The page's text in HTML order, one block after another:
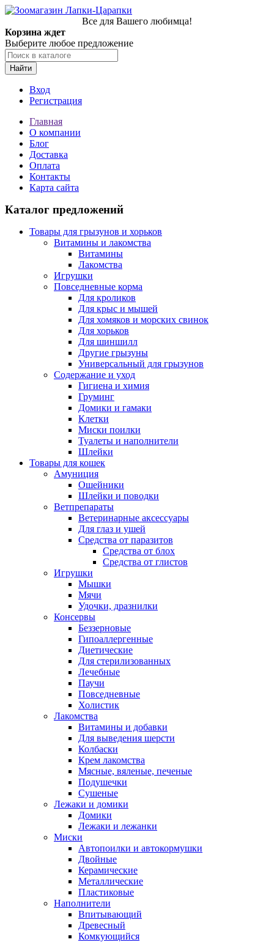
Все для Вашего любимца!
Корзина ждет
Выберите любое предложение
Найти
Вход
Регистрация
Главная
О компании
Блог
Доставка
Оплата
Контакты
Карта сайта
Каталог предложений
Товары для грызунов и хорьков
Витамины и лакомства
Витамины
Лакомства
Игрушки
Повседневные корма
Для кроликов
Для крыс и мышей
Для хомяков и морских свинок
Для хорьков
Для шиншилл
Другие грызуны
Универсальный для грызунов
Содержание и уход
Гигиена и химия
Груминг
Домики и гамаки
Клетки
Миски поилки
Туалеты и наполнители
Шлейки
Товары для кошек
Амуниция
Ошейники
Шлейки и поводки
Ветпрепараты
Ветеринарные аксессуары
Для глаз и ушей
Средства от паразитов
Средства от блох
Средства от глистов
Игрушки
Мышки
Мячи
Удочки, дразнилки
Консервы
Беззерновые
Гипоаллергенные
Диетические
Для стерилизованных
Лечебные
Паучи
Повседневные
Холистик
Лакомства
Витамины и добавки
Для выведения шерсти
Колбаски
Крем лакомства
Мясные, вяленые, печеные
Подушечки
Сушеные
Лежаки и домики
Домики
Лежаки и лежанки
Миски
Автопоилки и автокормушки
Двойные
Керамические
Металлические
Пластиковые
Наполнители
Впитывающий
Древесный
Комкующийся